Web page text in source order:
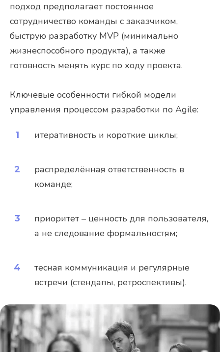
подход предполагает постоянное
сотрудничество команды с заказчиком,
быструю разработку MVP (минимально
жизнеспособного продукта), а также
готовность менять курс по ходу проекта.
Ключевые особенности гибкой модели
управления процессом разработки по Agile:
итеративность и короткие циклы;
распределённая ответственность в
команде;
приоритет – ценность для пользователя,
а не следование формальностям;
тесная коммуникация и регулярные
встречи (стендапы, ретроспективы).